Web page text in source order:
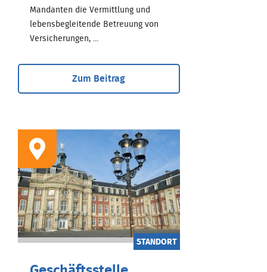
Mandanten die Vermittlung und
lebensbegleitende Betreuung von
Versicherungen, ...
Zum Beitrag
STANDORT